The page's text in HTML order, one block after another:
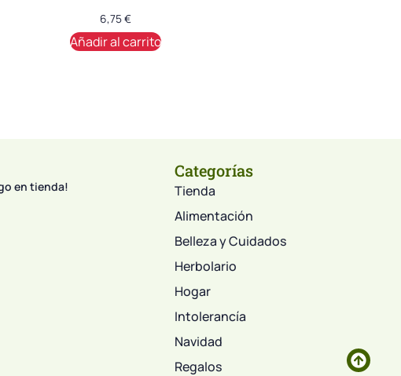
6,75€
Añadir al carrito
en tienda!
Categorías
Tienda
Alimentación
Belleza y Cuidados
Herbolario
Hogar
Intolerancía
Navidad
Regalos